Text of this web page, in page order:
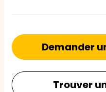
Demander
Trouver